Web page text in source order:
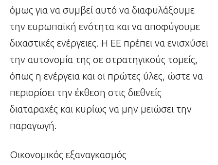
όμως για να συμβεί αυτό να διαφυλάξουμε
την ευρωπαϊκή ενότητα και να αποφύγουμε
διχαστικές ενέργειες. Η ΕΕ πρέπει να ενισχύσει
την αυτονομία της σε στρατηγικούς τομείς,
όπως η ενέργεια και οι πρώτες ύλες, ώστε να
περιορίσει την έκθεση στις διεθνείς
διαταραχές και κυρίως να μην μειώσει την
παραγωγή.
Οικονομικός εξαναγκασμός